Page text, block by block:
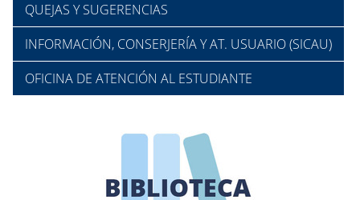
QUEJAS Y SUGERENCIAS
INFORMACIÓN, CONSERJERÍA Y AT. USUARIO (SICAU)
OFICINA DE ATENCIÓN AL ESTUDIANTE